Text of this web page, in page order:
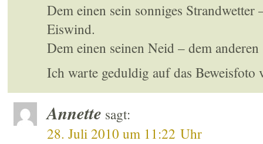
Dem einen sein sonniges Strandwetter
Eiswind.
Dem einen seinen Neid – dem
Ich warte geduldig auf das Beweisfoto
Annette sagt:
28. Juli 2010 um 11:22 Uhr